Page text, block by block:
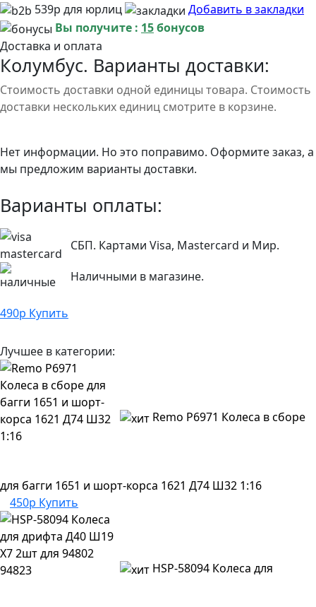
539р для юрлиц
Добавить в закладки
Вы получите : 15бонусов
Доставка и оплата
Колумбус. Варианты доставки:
Стоимость доставки одной единицы товара. Стоимость
доставки нескольких единиц смотрите в корзине.
Нет информации. Но это поправимо. Оформите заказ, а
мы предложим варианты доставки.
Варианты оплаты:
СБП. Картами Visa, Mastercard и Мир.
Наличными в магазине.
490р Купить
Лучшее в категории:
Remo P6971 Колеса в сборе
для багги 1651 и шорт-корса 1621 Д74 Ш32 1:16
450р Купить
HSP-58094 Колеса для